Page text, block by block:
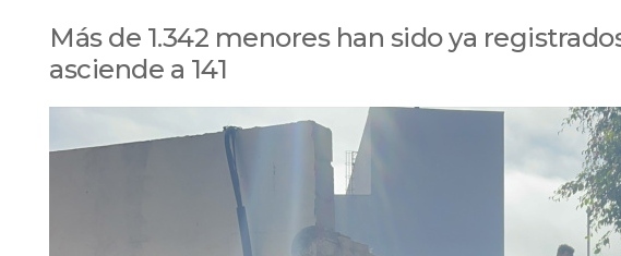
Más de 1.342 menores han sido ya
asciende a 141